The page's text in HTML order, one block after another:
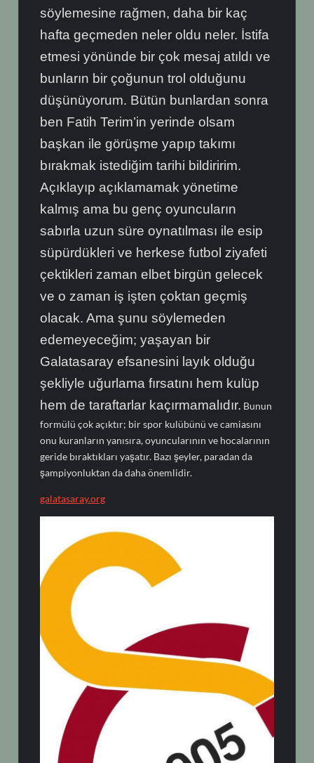
söylemesine rağmen, daha bir kaç
hafta geçmeden neler oldu neler. İstifa
etmesi yönünde bir çok mesaj atıldı ve
bunların bir çoğunun trol olduğunu
düşünüyorum. Bütün bunlardan sonra
ben Fatih Terim’in yerinde olsam
başkan ile görüşme yapıp takımı
bırakmak istediğim tarihi bildiririm.
Açıklayıp açıklamamak yönetime
kalmış ama bu genç oyuncuların
sabırla uzun süre oynatılması ile esip
süpürdükleri ve herkese futbol ziyafeti
çektikleri zaman elbet birgün gelecek
ve o zaman iş işten çoktan geçmiş
olacak. Ama şunu söylemeden
edemeyeceğim; yaşayan bir
Galatasaray efsanesini layık olduğu
şekliyle uğurlama fırsatını hem kulüp
hem de taraftarlar kaçırmamalıdır. Bunun
formülü çok açıktır; bir spor kulübünü ve camiasını
onu kuranların yanısıra, oyuncularının ve hocalarının
geride bıraktıkları yaşatır. Bazı şeyler, paradan da
şampiyonluktan da daha önemlidir.
galatasaray.org